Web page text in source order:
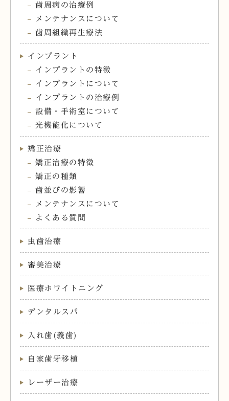
歯周病の治療例
メンテナンスについて
歯周組織再生療法
インプラント
インプラントの特徴
インプラントについて
インプラントの治療例
設備・手術室について
光機能化について
矯正治療
矯正治療の特徴
矯正の種類
歯並びの影響
メンテナンスについて
よくある質問
虫歯治療
審美治療
医療ホワイトニング
デンタルスパ
入れ歯(義歯)
自家歯牙移植
レーザー治療